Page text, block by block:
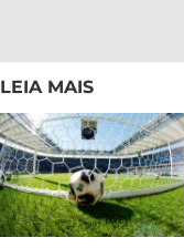
LEIA MAIS